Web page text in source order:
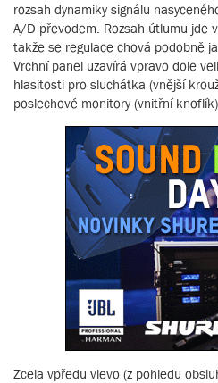
rozsah dynamiky signálu
A/D převodem. Rozsah útlumu jde
takže se regulace chová podobně
Vrchní panel uzavírá vpravo dole
hlasitosti pro sluchátka (vnější
poslechové monitory (vnitřní knoflík).
Zcela vpředu vlevo (z pohledu